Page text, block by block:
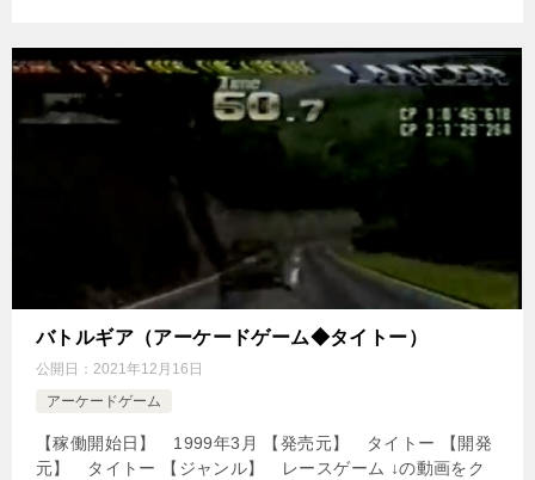
バトルギア（アーケードゲーム◆タイトー）
公開日： 2021年12月16日
アーケードゲーム
【稼働開始日】 1999年3月 【発売元】 タイトー 【開発
元】 タイトー 【ジャンル】 レースゲーム ↓の動画をク